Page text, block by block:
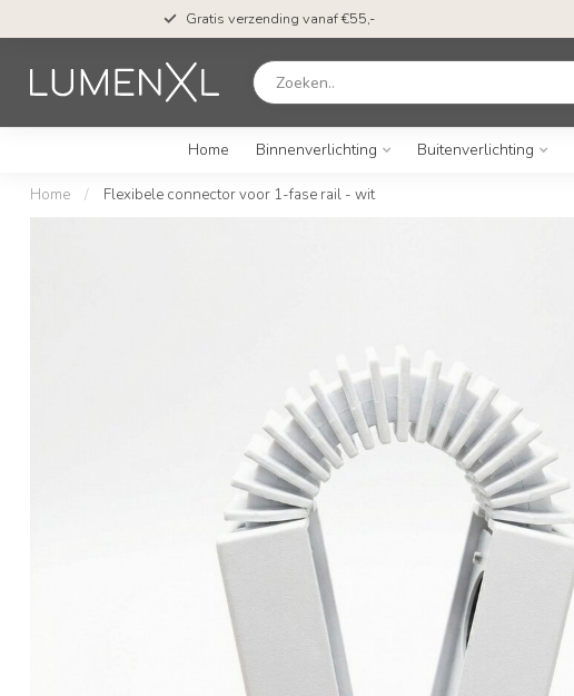
Gratis verzending vanaf €55,-
Home Binnenverlichting Buitenverlichting
Home / Flexibele connector voor 1-fase rail - wit